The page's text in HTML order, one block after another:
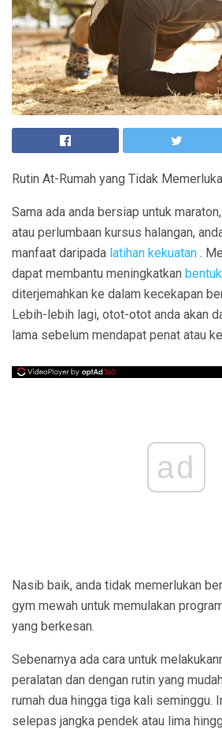
Rutin At-Rumah yang Tidak
Sama ada anda bersiap untuk
atau perlumbaan kursus halangan,
manfaat daripada latihan kekuatan .
dapat membantu meningkatkan
diterjemahkan ke dalam kecekapan
Lebih-lebih lagi, otot-otot anda akan
lama sebelum mendapat penat atau
ad
Nasib baik, anda tidak memerlukan
gym mewah untuk memulakan
yang berkesan.
Sebenarnya ada cara untuk
peralatan dan dengan rutin yang
rumah dua hingga tiga kali seminggu.
selepas jangka pendek atau lima